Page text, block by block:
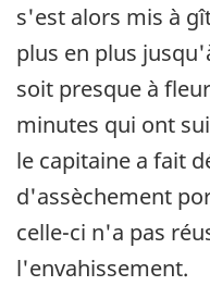
s'est alors mis à
plus en plus
soit presque à
minutes qui ont
le capitaine a fait
d'assèchement
celle-ci n'a pas
l'envahissement.